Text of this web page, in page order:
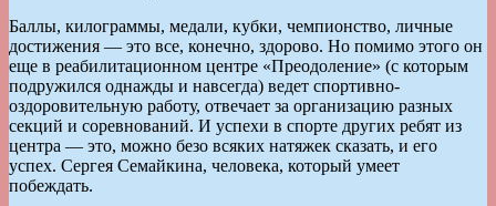
Баллы, килограммы, медали, кубки, чемпионство, личные
достижения — это все, конечно, здорово. Но помимо этого он
еще в реабилитационном центре «Преодоление» (с которым
подружился однажды и навсегда) ведет спортивно-
оздоровительную работу, отвечает за организацию разных
секций и соревнований. И успехи в спорте других ребят из
центра — это, можно безо всяких натяжек сказать, и его
успех. Сергея Семайкина, человека, который умеет
побеждать.